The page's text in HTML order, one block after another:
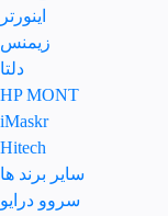
اینورتر
زیمنس
دلتا
HP MONT
iMaskr
Hitech
سایر برند ها
سروو درایو